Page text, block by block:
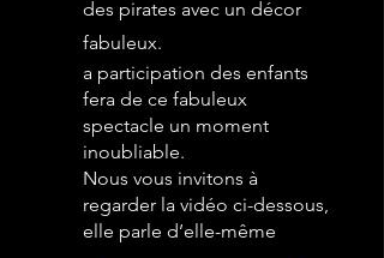
des pirates avec un décor
fabuleux.
a participation des enfants
fera de ce fabuleux
spectacle un moment
inoubliable.
Nous vous invitons à
regarder la vidéo ci-dessous,
elle parle d’elle-même